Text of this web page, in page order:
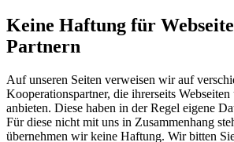
Keine Haftung für
Partnern
Auf unseren Seiten verweisen wir auf
Kooperationspartner, die ihrerseits Webseiten
anbieten. Diese haben in der Regel eigene
Für diese nicht mit uns in Zusammenhang
übernehmen wir keine Haftung. Wir bitten